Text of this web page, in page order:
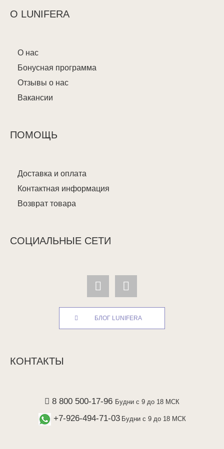
О LUNIFERA
О нас
Бонусная программа
Отзывы о нас
Вакансии
ПОМОЩЬ
Доставка и оплата
Контактная информация
Возврат товара
СОЦИАЛЬНЫЕ СЕТИ
БЛОГ LUNIFERA
КОНТАКТЫ
8 800 500-17-96 Будни с 9 до 18 МСК
+7-926-494-71-03 Будни с 9 до 18 МСК